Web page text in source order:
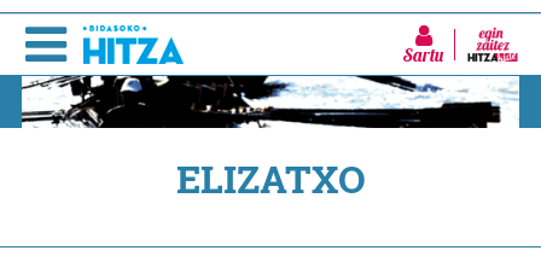
Sartu
ELIZATXO